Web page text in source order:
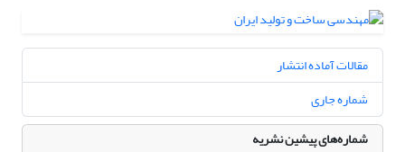
مقالات آماده انتشار
شماره جاری
شماره‌های پیشین نشریه